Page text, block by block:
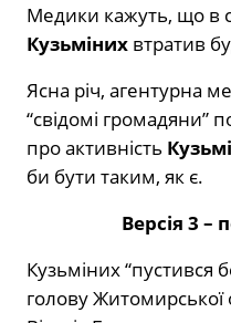
Медики кажуть, що в
Кузьміних втратив
Ясна річ, агентурна
“свідомі громадяни”
про активність
би бути таким, як є.
Версія 3 –
Кузьміних “пустився
голову Житомирської